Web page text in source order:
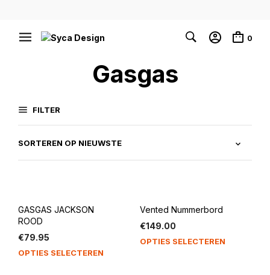
0
Gasgas
FILTER
GASGAS JACKSON
ROOD
€79.95
OPTIES SELECTEREN
Vented Nummerbord
€149.00
OPTIES SELECTEREN